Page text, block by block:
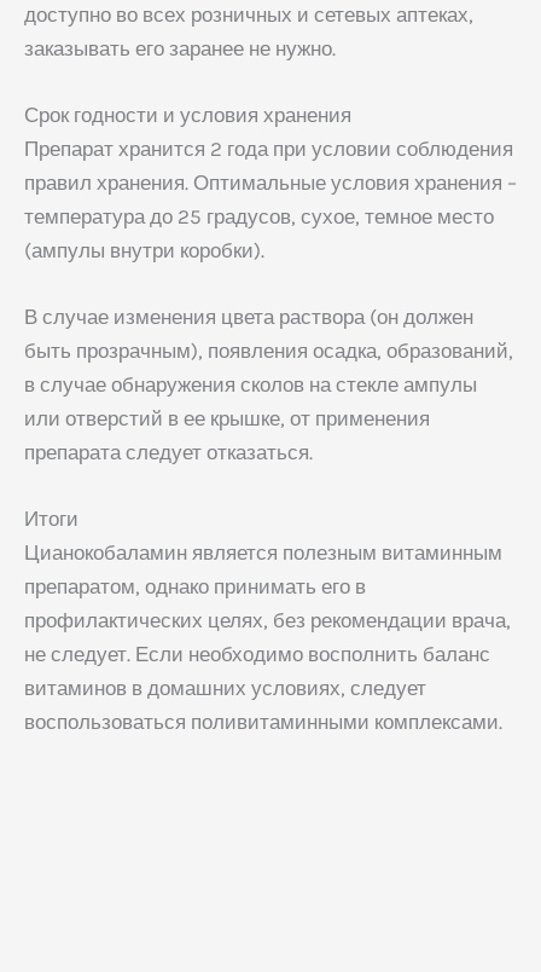
доступно во всех розничных и сетевых аптеках,
заказывать его заранее не нужно.
Срок годности и условия хранения
Препарат хранится 2 года при условии соблюдения
правил хранения. Оптимальные условия хранения –
температура до 25 градусов, сухое, темное место
(ампулы внутри коробки).
В случае изменения цвета раствора (он должен
быть прозрачным), появления осадка, образований,
в случае обнаружения сколов на стекле ампулы
или отверстий в ее крышке, от применения
препарата следует отказаться.
Итоги
Цианокобаламин является полезным витаминным
препаратом, однако принимать его в
профилактических целях, без рекомендации врача,
не следует. Если необходимо восполнить баланс
витаминов в домашних условиях, следует
воспользоваться поливитаминными комплексами.